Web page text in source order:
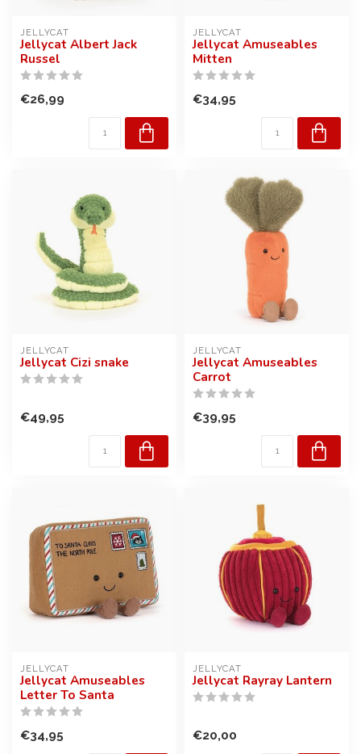
JELLYCAT
Jellycat Albert Jack
Russel
€26,99
JELLYCAT
Jellycat Amuseables
Mitten
€34,95
JELLYCAT
Jellycat Cizi snake
€49,95
JELLYCAT
Jellycat Amuseables
Carrot
€39,95
JELLYCAT
Jellycat Amuseables
Letter To Santa
€34,95
JELLYCAT
Jellycat Rayray Lantern
€20,00